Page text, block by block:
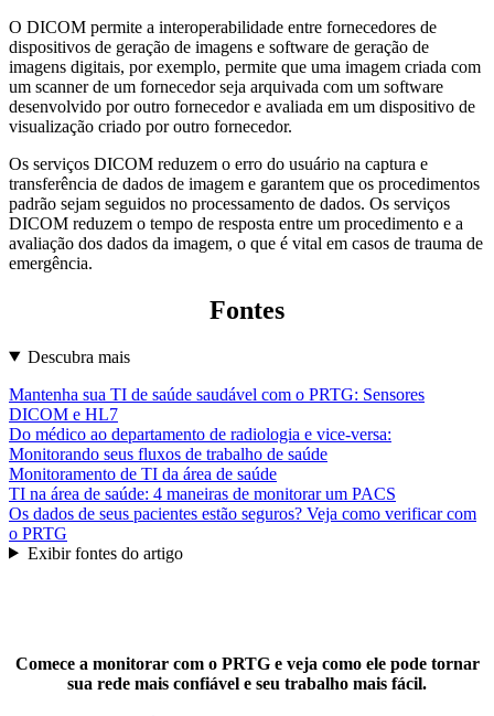
O DICOM permite a interoperabilidade entre fornecedores de
dispositivos de geração de imagens e software de geração de
imagens digitais, por exemplo, permite que uma imagem criada com
um scanner de um fornecedor seja arquivada com um software
desenvolvido por outro fornecedor e avaliada em um dispositivo de
visualização criado por outro fornecedor.
Os serviços DICOM reduzem o erro do usuário na captura e
transferência de dados de imagem e garantem que os procedimentos
padrão sejam seguidos no processamento de dados. Os serviços
DICOM reduzem o tempo de resposta entre um procedimento e a
avaliação dos dados da imagem, o que é vital em casos de trauma de
emergência.
Fontes
Descubra mais
Mantenha sua TI de saúde saudável com o PRTG: Sensores
DICOM e HL7
Do médico ao departamento de radiologia e vice-versa:
Monitorando seus fluxos de trabalho de saúde
Monitoramento de TI da área de saúde
TI na área de saúde: 4 maneiras de monitorar um PACS
Os dados de seus pacientes estão seguros? Veja como verificar com
o PRTG
Exibir fontes do artigo
Comece a monitorar com o PRTG e veja como ele pode tornar
sua rede mais confiável e seu trabalho mais fácil.